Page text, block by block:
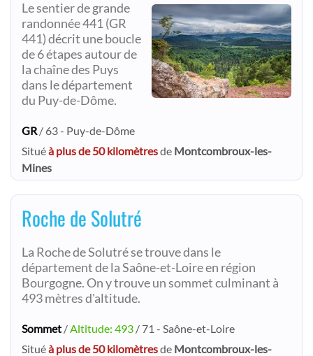
Le sentier de grande
randonnée 441 (GR
441) décrit une boucle
de 6 étapes autour de
la chaîne des Puys
dans le département
du Puy-de-Dôme.
GR / 63 - Puy-de-Dôme
Situéà plus de 50 kilomètresde Montcombroux-les-
Mines
Roche de Solutré
La Roche de Solutré se trouve dans le
département de la Saône-et-Loire en région
Bourgogne. On y trouve un sommet culminant à
493 mètres d'altitude.
Sommet /Altitude: 493 / 71 - Saône-et-Loire
Situéà plus de 50 kilomètresde Montcombroux-les-